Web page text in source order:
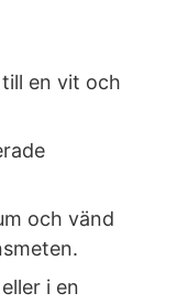
en vit och
och vänd
i en